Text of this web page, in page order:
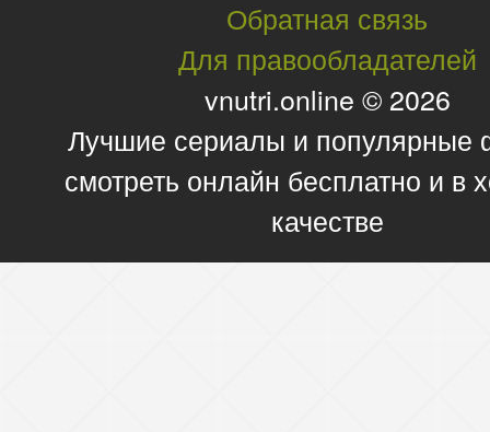
Обратная связь
Для правообладателей
vnutri.online © 2026
Лучшие сериалы и
смотреть онлайн бесплатно и в
качестве